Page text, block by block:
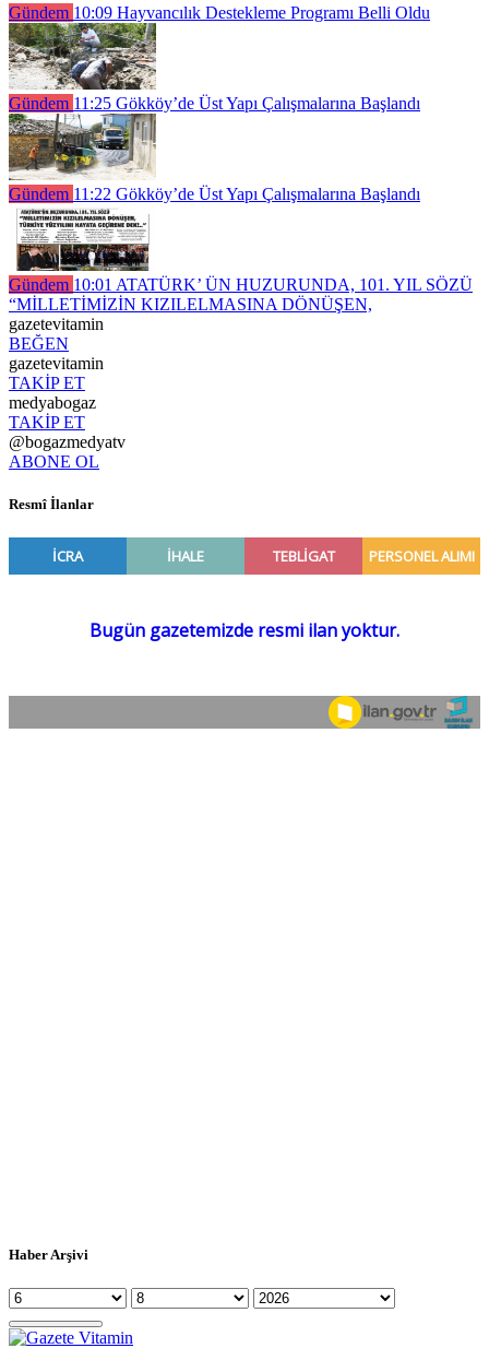
Gündem 10:09 Hayvancılık Destekleme Programı Belli Oldu
Gündem 11:25 Gökköy’de Üst Yapı Çalışmalarına Başlandı
Gündem 11:22 Gökköy’de Üst Yapı Çalışmalarına Başlandı
Gündem 10:01 ATATÜRK’ ÜN HUZURUNDA, 101. YIL SÖZÜ
“MİLLETİMİZİN KIZILELMASINA DÖNÜŞEN,
gazetevitamin
BEĞEN
gazetevitamin
TAKİP ET
medyabogaz
TAKİP ET
@bogazmedyatv
ABONE OL
Resmî İlanlar
Haber Arşivi